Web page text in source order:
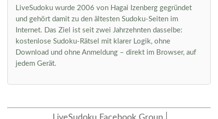
LiveSudoku wurde 2006 von Hagai Izenberg gegründet
und gehört damit zu den ältesten Sudoku-Seiten im
Internet. Das Ziel ist seit zwei Jahrzehnten dasselbe:
kostenlose Sudoku-Rätsel mit klarer Logik, ohne
Download und ohne Anmeldung – direkt im Browser, auf
jedem Gerät.